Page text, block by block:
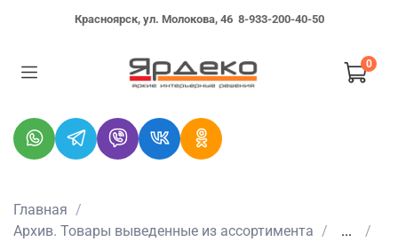
Красноярск, ул. Молокова, 46 8-933-200-40-50
0
Главная
Архив. Товары выведенные из ассортимента
...